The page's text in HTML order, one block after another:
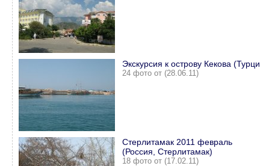
Экскурсия к острову Кекова
24 фото от (28.06.11)
Стерлитамак 2011 февраль
(Россия, Стерлитамак)
18 фото от (17.02.11)